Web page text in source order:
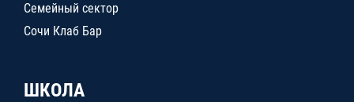
Семейный сектор
Сочи Клаб Бар
ШКОЛА